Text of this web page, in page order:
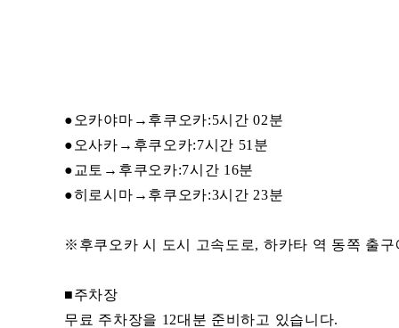
●오카야마→후쿠오카:5시간 02분
●오사카→후쿠오카:7시간 51분
●교토→후쿠오카:7시간 16분
●히로시마→후쿠오카:3시간 23분
※후쿠오카 시 도시 고속도로, 하카타 역 동쪽 출
■주차장
무료 주차장을 12대분 준비하고 있습니다.